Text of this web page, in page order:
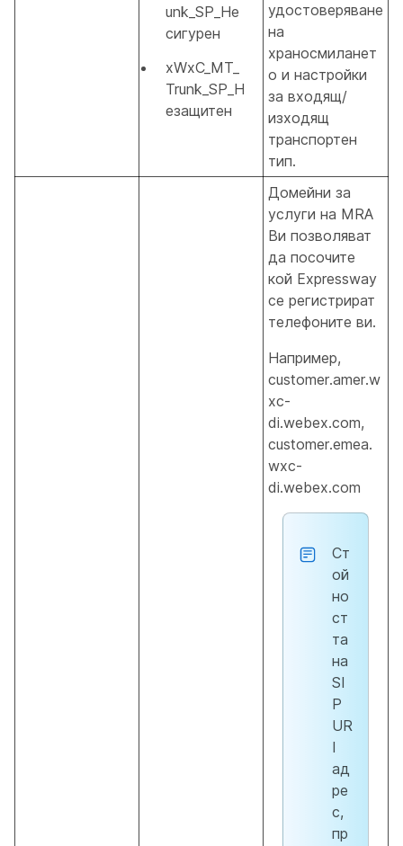
unk_SP_Не
сигурен
xWxC_MT_
Trunk_SP_Н
езащитен
удостоверяване
на
храносмиланет
о и настройки
за входящ/
изходящ
транспортен
тип.
Домейни за
услуги на MRA
Ви позволяват
да посочите
кой Expressway
се регистрират
телефоните ви.
Например,
customer.amer.w
xc-
di.webex.com,
customer.emea.
wxc-
di.webex.com
Ст
ой
но
ст
та
на
SI
P
UR
I
ад
ре
с,
пр